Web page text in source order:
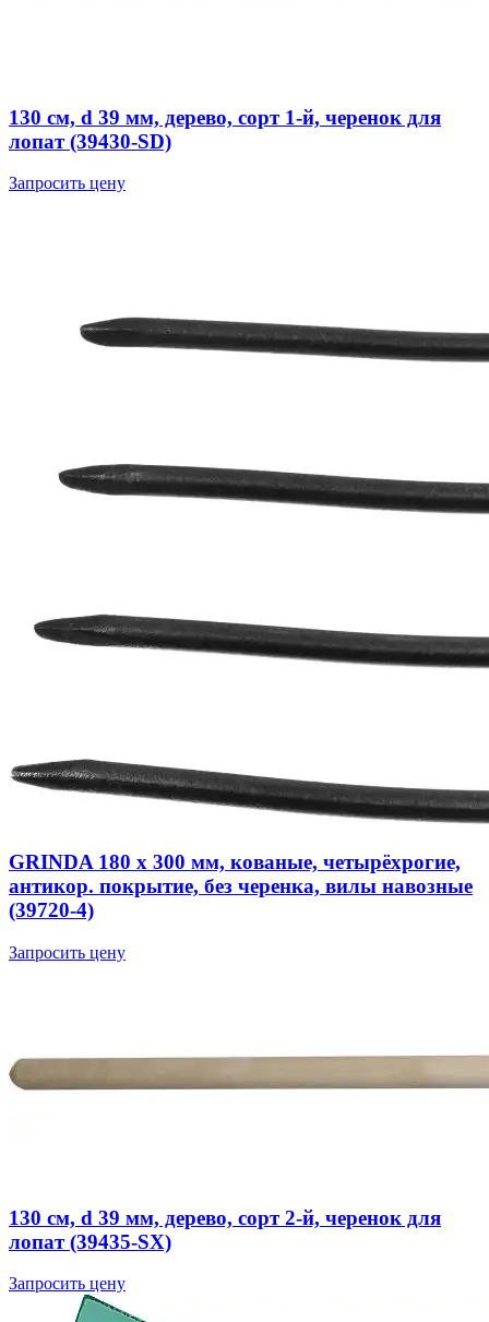
130 см, d 39 мм, дерево, сорт 1-й, черенок для
лопат (39430-SD)
Запросить цену
GRINDA 180 х 300 мм, кованые, четырёхрогие,
антикор. покрытие, без черенка, вилы навозные
(39720-4)
Запросить цену
130 см, d 39 мм, дерево, сорт 2-й, черенок для
лопат (39435-SX)
Запросить цену